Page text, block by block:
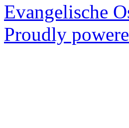
Evangelische
Proudly